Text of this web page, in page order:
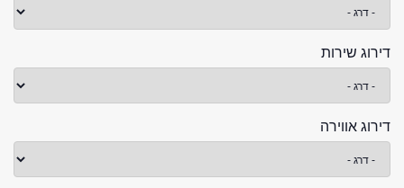
דירוג שירות
דירוג אווירה